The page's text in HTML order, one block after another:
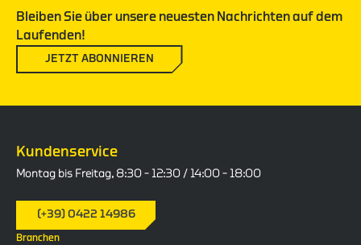
Bleiben Sie über unsere neuesten Nachrichten auf dem
Laufenden!
JETZT ABONNIEREN
Kundenservice
Montag bis Freitag, 8:30 – 12:30 / 14:00 – 18:00
(+39) 0422 14986
Branchen